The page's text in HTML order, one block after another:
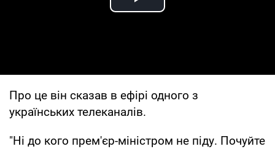
Play Video
Про це він сказав в ефірі одного з
українських телеканалів.
"Ні до кого прем'єр-міністром не піду. Почуйте